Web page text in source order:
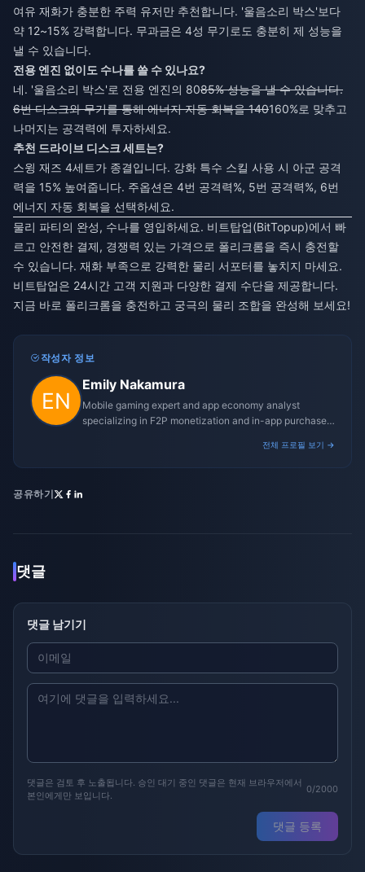
여유 재화가 충분한 주력 유저만 추천합니다. '울음소리 박스'보다
약 12~15% 강력합니다. 무과금은 4성 무기로도 충분히 제 성능을
낼 수 있습니다.
전용 엔진 없이도 수나를 쓸 수 있나요?
네. '울음소리 박스'로 전용 엔진의 8085% 성능을 낼 수 있습니다.
6번 디스크와 무기를 통해 에너지 자동 회복을 140160%로 맞추고
나머지는 공격력에 투자하세요.
추천 드라이브 디스크 세트는?
스윙 재즈 4세트가 종결입니다. 강화 특수 스킬 사용 시 아군 공격
력을 15% 높여줍니다. 주옵션은 4번 공격력%, 5번 공격력%, 6번
에너지 자동 회복을 선택하세요.
물리 파티의 완성, 수나를 영입하세요. 비트탑업(BitTopup)에서 빠
르고 안전한 결제, 경쟁력 있는 가격으로 폴리크롬을 즉시 충전할
수 있습니다. 재화 부족으로 강력한 물리 서포터를 놓치지 마세요.
비트탑업은 24시간 고객 지원과 다양한 결제 수단을 제공합니다.
지금 바로 폴리크롬을 충전하고 궁극의 물리 조합을 완성해 보세요!
작성자 정보
Emily Nakamura
Mobile gaming expert and app economy analyst
specializing in F2P monetization and in-app purchase
전체 프로필 보기 →
공유하기
댓글
댓글 남기기
댓글은 검토 후 노출됩니다. 승인 대기 중인 댓글은 현재 브라우저에서
본인에게만 보입니다.
0/2000
댓글 등록